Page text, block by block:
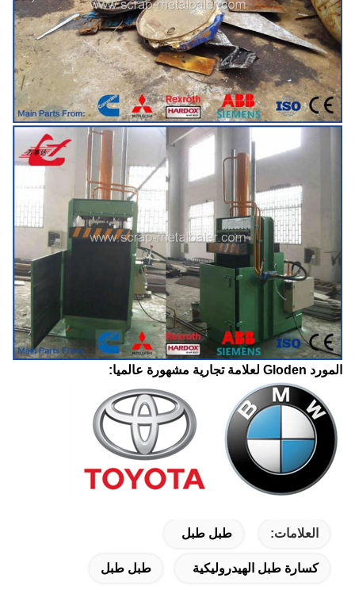
المورد Gloden لعلامة تجارية مشهورة عالميا:
العلامات: طبل طبل
كسارة طبل الهيدروليكية طبل طبل